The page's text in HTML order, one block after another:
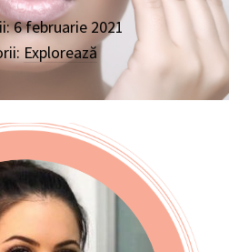
6 februarie 2021
Explorează